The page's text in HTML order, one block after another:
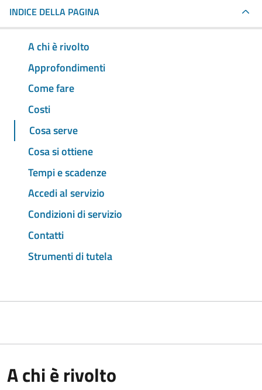
INDICE DELLA PAGINA
A chi è rivolto
Approfondimenti
Come fare
Costi
Cosa serve
Cosa si ottiene
Tempi e scadenze
Accedi al servizio
Condizioni di servizio
Contatti
Strumenti di tutela
A chi è rivolto